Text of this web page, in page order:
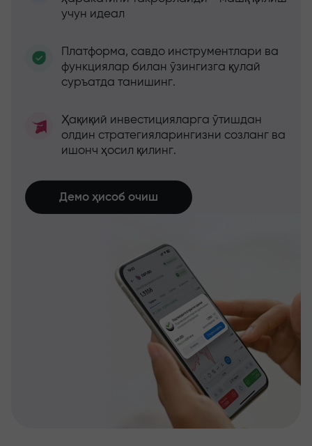
учун идеал
Платформа, савдо инструментлари ва
функциялар билан ўзингизга қулай
суръатда танишинг.
Ҳақиқий инвестицияларга ўтишдан
олдин стратегияларингизни созланг ва
ишонч ҳосил қилинг.
Демо ҳисоб очиш